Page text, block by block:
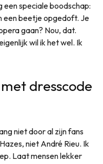
speciale boodschap:
een beetje opgedoft. Je
gaan? Nou, dat.
wil ik het wel. Ik
dresscode
niet door al zijn fans
niet André Rieu. Ik
Laat mensen lekker